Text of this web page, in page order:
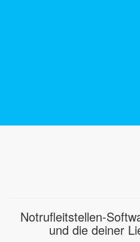
Notrufleitstellen-
und die deiner